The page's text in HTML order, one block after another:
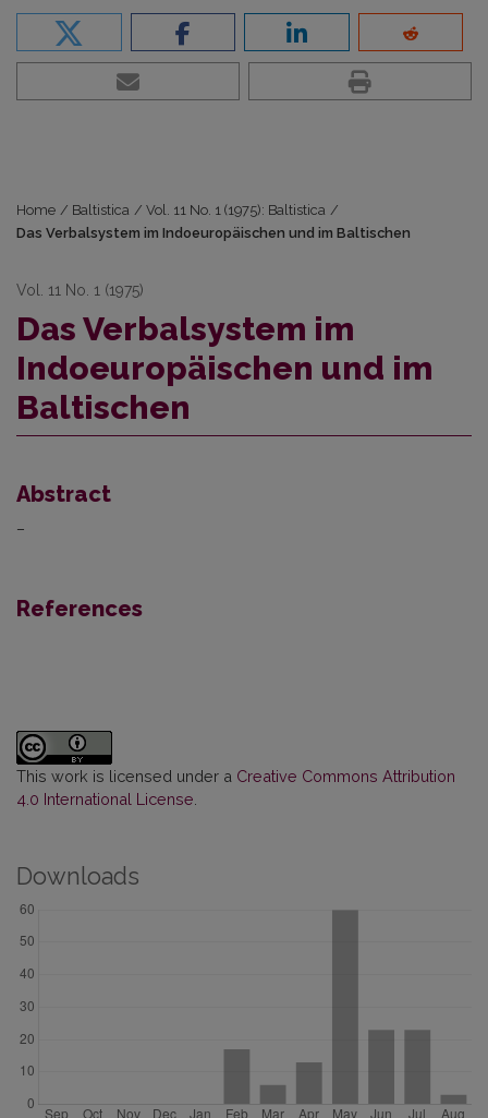
Home / Baltistica / Vol. 11 No. 1 (1975): Baltistica /
Das Verbalsystem im Indoeuropäischen und im Baltischen
Vol. 11 No. 1 (1975)
Das Verbalsystem im
Indoeuropäischen und im
Baltischen
Abstract
–
References
This work is licensed under a Creative Commons Attribution
4.0 International License
Downloads